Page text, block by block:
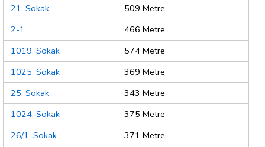
21. Sokak
509 Metre
2-1
466 Metre
1019. Sokak
574 Metre
1025. Sokak
369 Metre
25. Sokak
343 Metre
1024. Sokak
375 Metre
26/1. Sokak
371 Metre